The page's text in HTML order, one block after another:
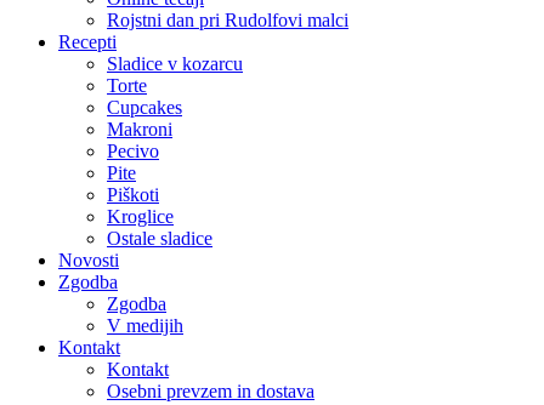
Rojstni dan pri Rudolfovi malci
Recepti
Sladice v kozarcu
Torte
Cupcakes
Makroni
Pecivo
Pite
Piškoti
Kroglice
Ostale sladice
Novosti
Zgodba
Zgodba
V medijih
Kontakt
Kontakt
Osebni prevzem in dostava